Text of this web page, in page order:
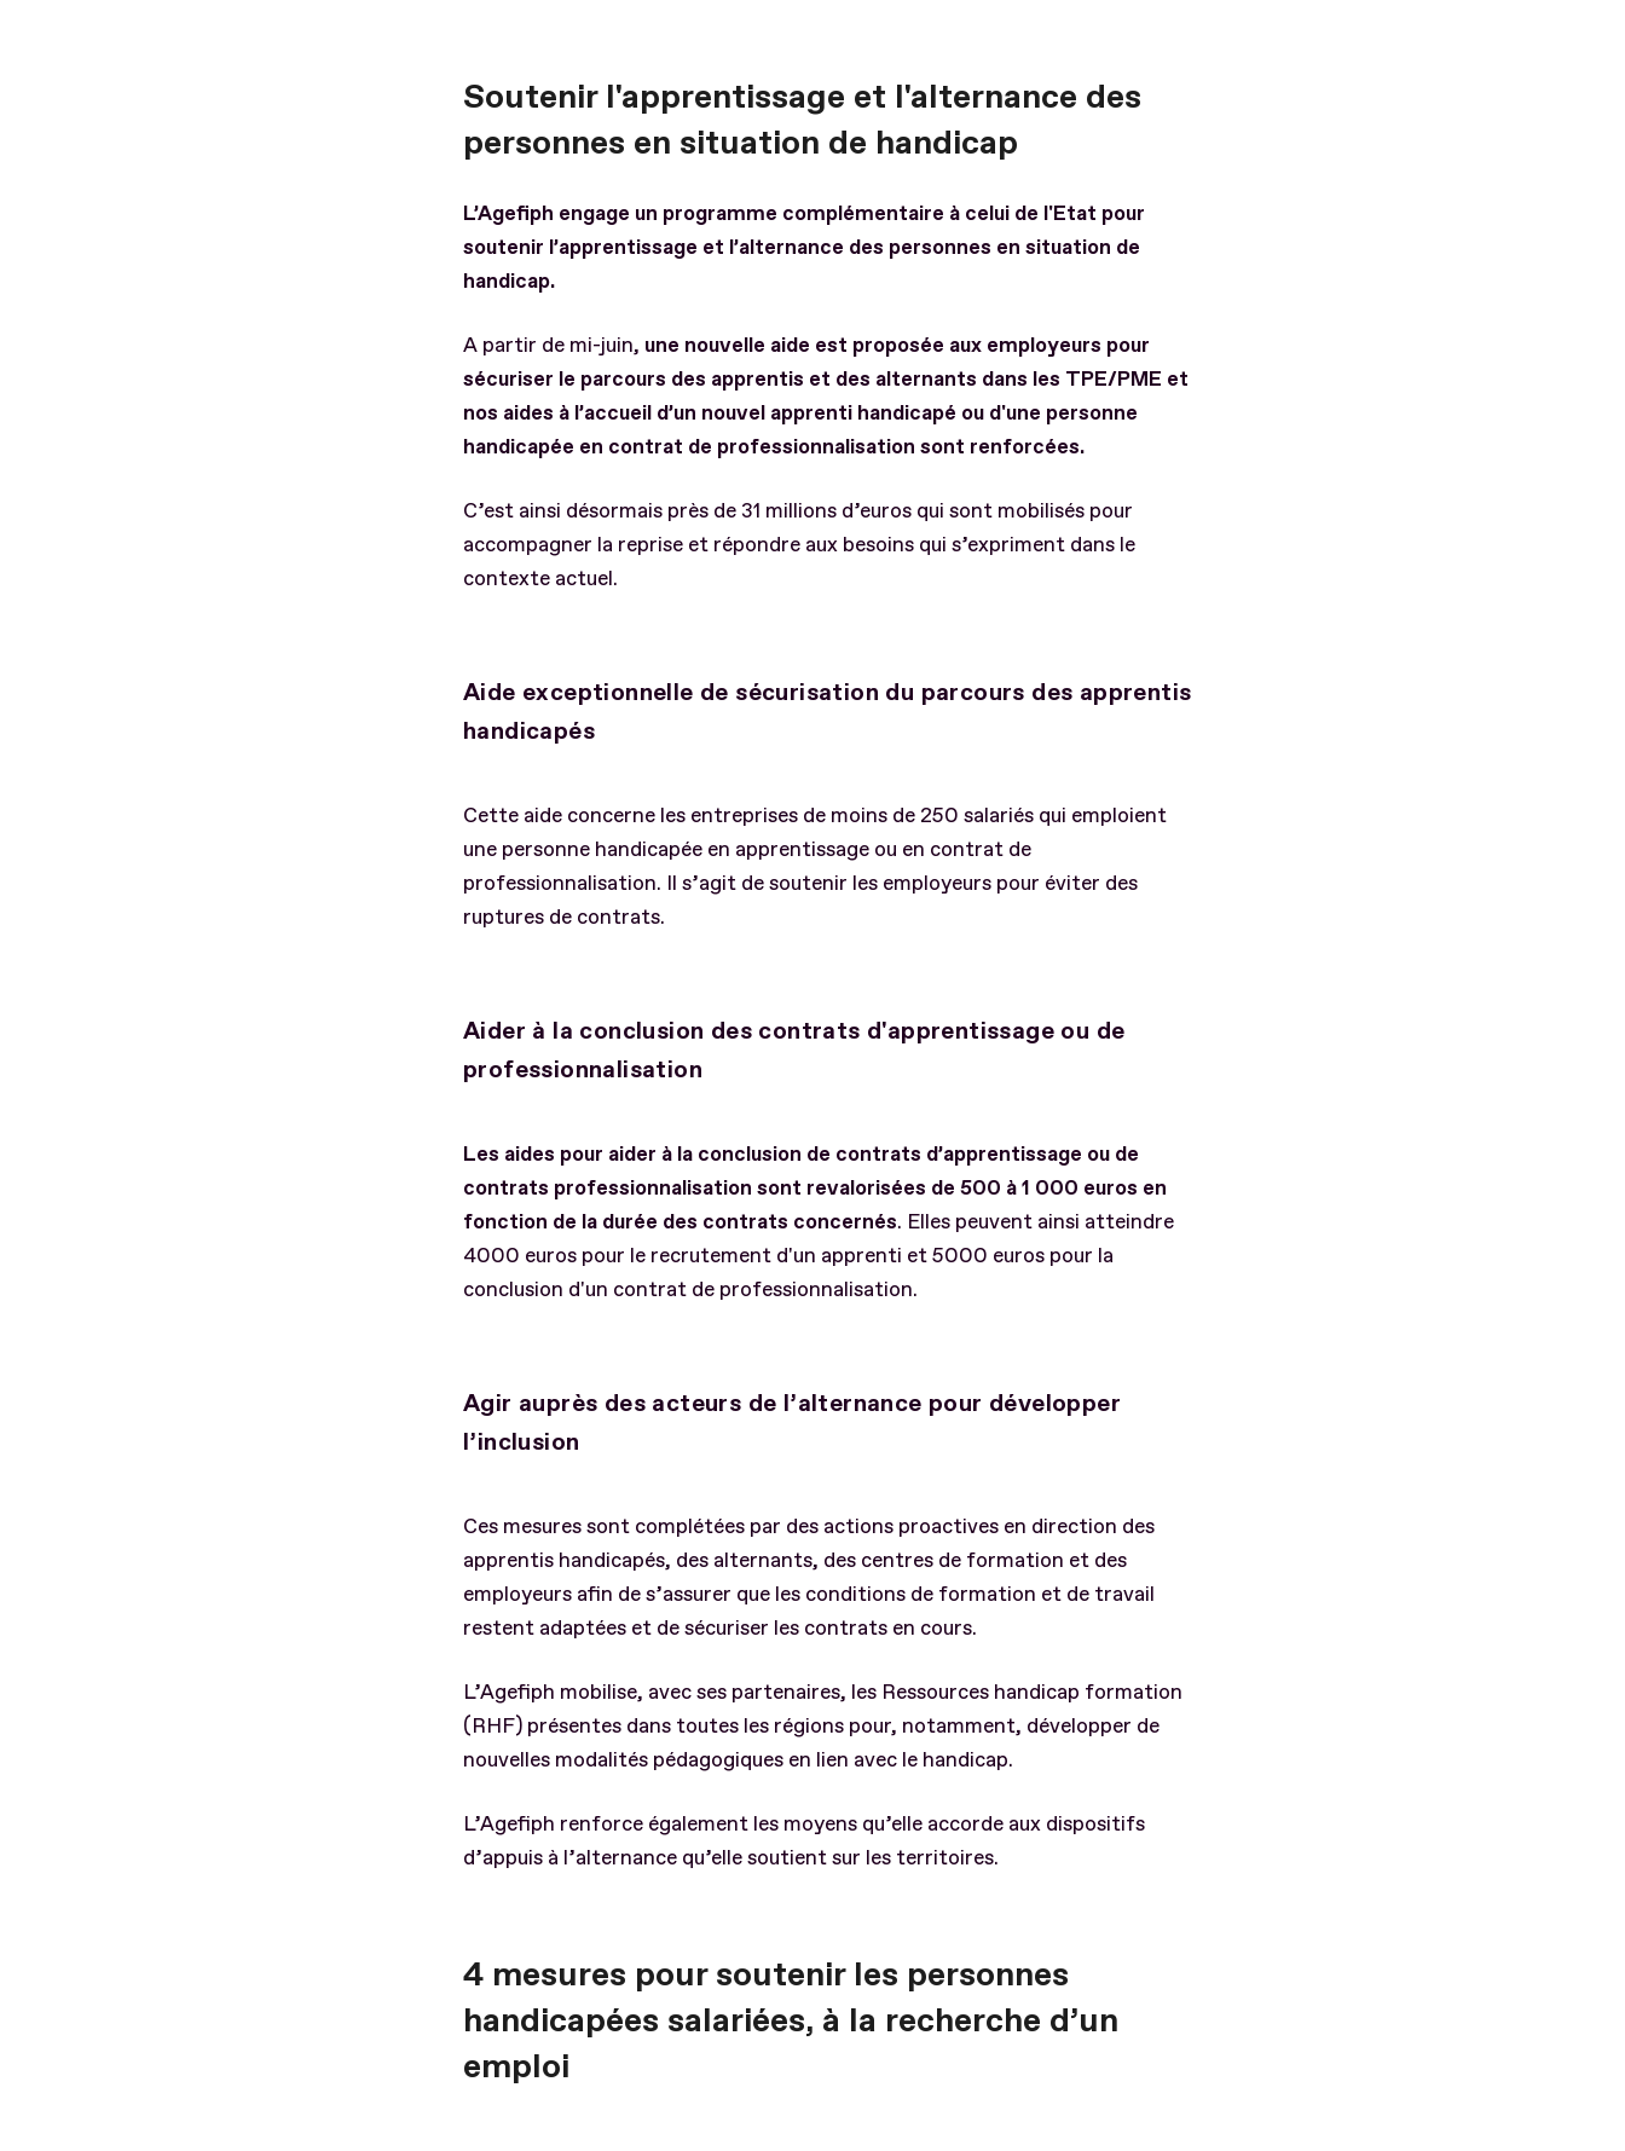
Soutenir l'apprentissage et l'alternance des
personnes en situation de handicap
L’Agefiph engage un programme complémentaire à celui de l'Etat pour
soutenir l’apprentissage et l’alternance des personnes en situation de
handicap.
A partir de mi-juin, une nouvelle aide est proposée aux employeurs pour
sécuriser le parcours des apprentis et des alternants dans les TPE/PME et
nos aides à l’accueil d’un nouvel apprenti handicapé ou d'une personne
handicapée en contrat de professionnalisation sont renforcées.
C’est ainsi désormais près de 31 millions d’euros qui sont mobilisés pour
accompagner la reprise et répondre aux besoins qui s’expriment dans le
contexte actuel.
Aide exceptionnelle de sécurisation du parcours des apprentis
handicapés
Cette aide concerne les entreprises de moins de 250 salariés qui emploient
une personne handicapée en apprentissage ou en contrat de
professionnalisation. Il s’agit de soutenir les employeurs pour éviter des
ruptures de contrats.
Aider à la conclusion des contrats d'apprentissage ou de
professionnalisation
Les aides pour aider à la conclusion de contrats d’apprentissage ou de
contrats professionnalisation sont revalorisées de 500 à 1 000 euros en
fonction de la durée des contrats concernés. Elles peuvent ainsi atteindre
4000 euros pour le recrutement d'un apprenti et 5000 euros pour la
conclusion d'un contrat de professionnalisation.
Agir auprès des acteurs de l’alternance pour développer
l’inclusion
Ces mesures sont complétées par des actions proactives en direction des
apprentis handicapés, des alternants, des centres de formation et des
employeurs afin de s’assurer que les conditions de formation et de travail
restent adaptées et de sécuriser les contrats en cours.
L’Agefiph mobilise, avec ses partenaires, les Ressources handicap formation
(RHF) présentes dans toutes les régions pour, notamment, développer de
nouvelles modalités pédagogiques en lien avec le handicap.
L’Agefiph renforce également les moyens qu’elle accorde aux dispositifs
d’appuis à l’alternance qu’elle soutient sur les territoires.
4 mesures pour soutenir les personnes
handicapées salariées, à la recherche d’un
emploi